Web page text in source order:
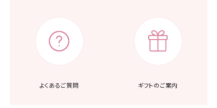
よくあるご質問 ギフトのご案内